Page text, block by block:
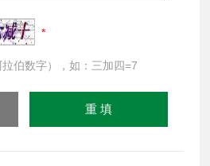
伯数字），如：三加四=7